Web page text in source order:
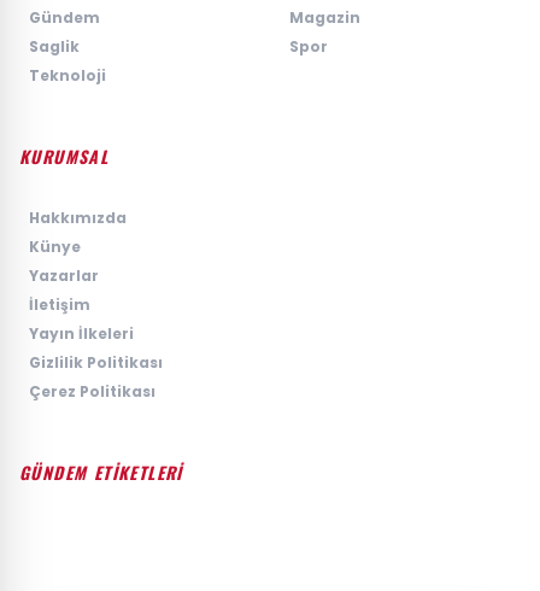
Gündem
Magazin
Saglik
Spor
Teknoloji
KURUMSAL
Hakkımızda
Künye
Yazarlar
İletişim
Yayın İlkeleri
Gizlilik Politikası
Çerez Politikası
GÜNDEM ETİKETLERİ